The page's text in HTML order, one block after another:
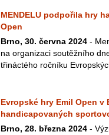
MENDELU podpořila hry
Open
Brno, 30. června 2024 -
na organizaci soutěžního
třináctého ročníku
Evropské hry Emil Open v
handicapovaných
Brno, 28. března 2024 -